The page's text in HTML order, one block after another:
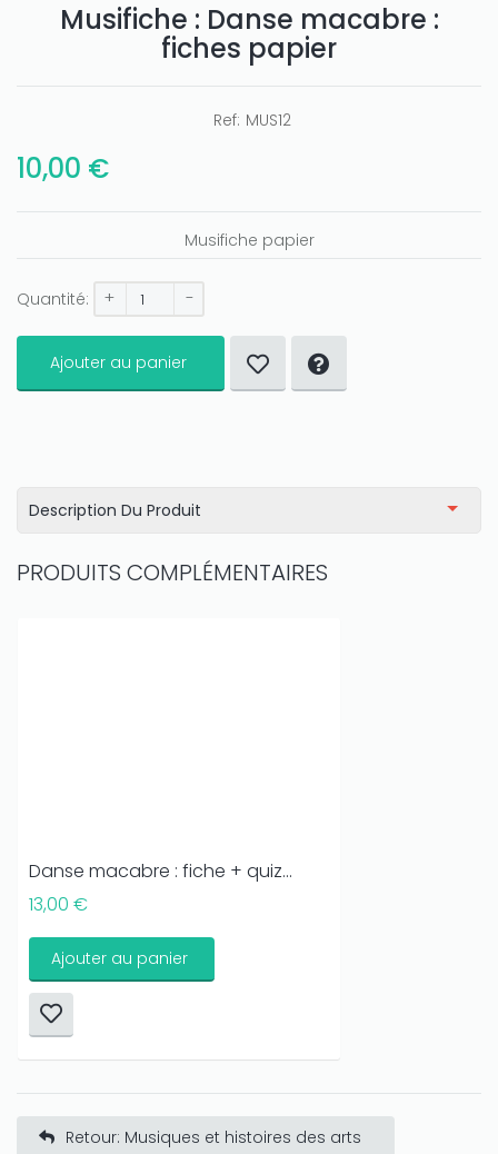
Musifiche : Danse macabre :
fiches papier
Ref: MUS12
10,00 €
Musifiche papier
Quantité: + -
Ajouter au panier
Description Du Produit
PRODUITS COMPLÉMENTAIRES
Danse macabre : fiche + quiz...
13,00 €
Ajouter au panier
Retour: Musiques et histoires des arts
Joo casinoif you really want to win a huge